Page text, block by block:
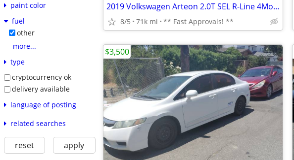
paint color
fuel
other
more...
type
cryptocurrency ok
delivery available
language of posting
related searches
reset apply
2019 Volkswagen Arteon 2.0T SEL R-Line 4Motion** Finance Specialists **
8/5 71k mi ** Fast Approvals! **
$3,500